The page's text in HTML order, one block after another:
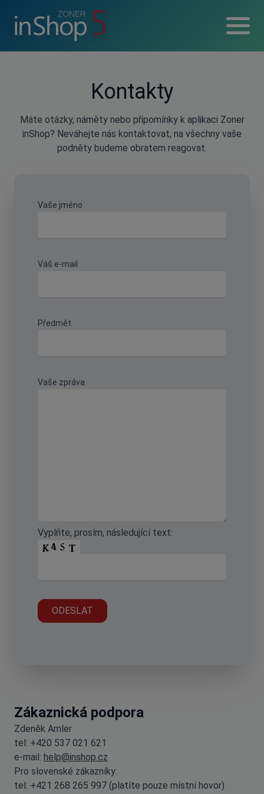
Kontakty
Máte otázky, náměty nebo připomínky k aplikaci Zoner
inShop? Neváhejte nás kontaktovat, na všechny vaše
podněty budeme obratem reagovat.
Vaše jméno
Váš e-mail
Předmět
Vaše zpráva
Vyplňte, prosím, následující text:
Zákaznická podpora
Zdeněk Amler
tel: +420 537 021 621
e-mail: help@inshop.cz
Pro slovenské zákazníky:
tel: +421 268 265 997 (platíte pouze místní hovor)